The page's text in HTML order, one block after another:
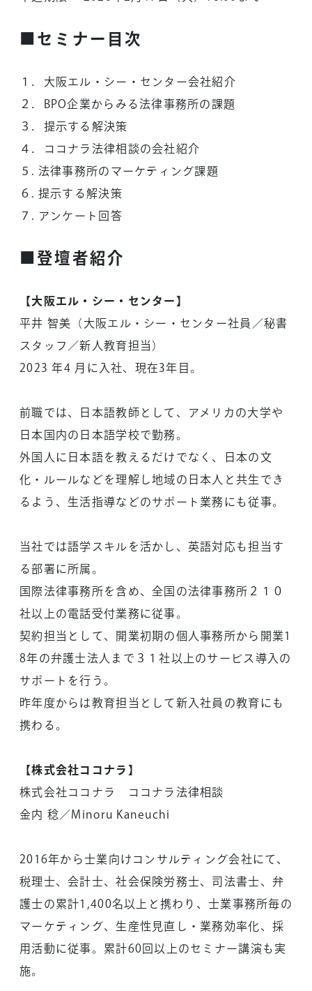
■セミナー目次
１．大阪エル・シー・センター会社紹介
２．BPO企業からみる法律事務所の課題
３．提示する解決策
４．ココナラ法律相談の会社紹介
５. 法律事務所のマーケティング課題
６. 提示する解決策
７. アンケート回答
■登壇者紹介
【大阪エル・シー・センター】
平井 智美（大阪エル・シー・センター社員／秘書
スタッフ／新人教育担当）
2023 年4 月に入社、現在3年目。
前職では、日本語教師として、アメリカの大学や
日本国内の日本語学校で勤務。
外国人に日本語を教えるだけでなく、日本の文
化・ルールなどを理解し地域の日本人と共生でき
るよう、生活指導などのサポート業務にも従事。
当社では語学スキルを活かし、英語対応も担当す
る部署に所属。
国際法律事務所を含め、全国の法律事務所２１０
社以上の電話受付業務に従事。
契約担当として、開業初期の個人事務所から開業1
8年の弁護士法人まで３１社以上のサービス導入の
サポートを行う。
昨年度からは教育担当として新入社員の教育にも
携わる。
【株式会社ココナラ】
株式会社ココナラ ココナラ法律相談
金内 稔／Minoru Kaneuchi
2016年から士業向けコンサルティング会社にて、
税理士、会計士、社会保険労務士、司法書士、弁
護士の累計1,400名以上と携わり、士業事務所毎の
マーケティング、生産性見直し・業務効率化、採
用活動に従事。累計60回以上のセミナー講演も実
施。